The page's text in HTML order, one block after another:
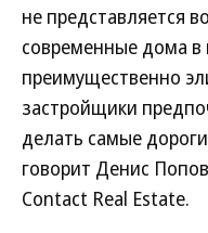
не представляется
современные дома
преимущественно
застройщики
делать самые
говорит Денис
Contact Real Estate.